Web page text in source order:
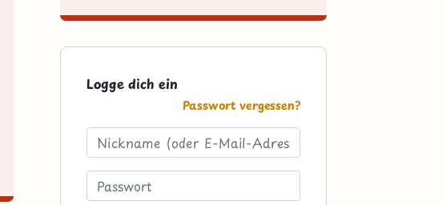
Logge dich ein
Passwort vergessen?